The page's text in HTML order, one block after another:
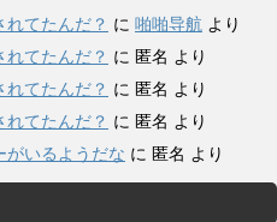
れてたんだ？ に 啪啪导航 より
れてたんだ？ に 匿名 より
れてたんだ？ に 匿名 より
れてたんだ？ に 匿名 より
がいるようだな に 匿名 より